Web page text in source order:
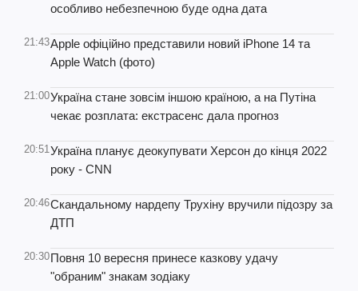
особливо небезпечною буде одна дата
21:43Apple офіційно представили новий iPhone 14 та
Apple Watch (фото)
21:00Україна стане зовсім іншою країною, а на Путіна
чекає розплата: екстрасенс дала прогноз
20:51Україна планує деокупувати Херсон до кінця 2022
року - CNN
20:46Скандальному нардепу Трухіну вручили підозру за
ДТП
20:30Повня 10 вересня принесе казкову удачу
"обраним" знакам зодіаку